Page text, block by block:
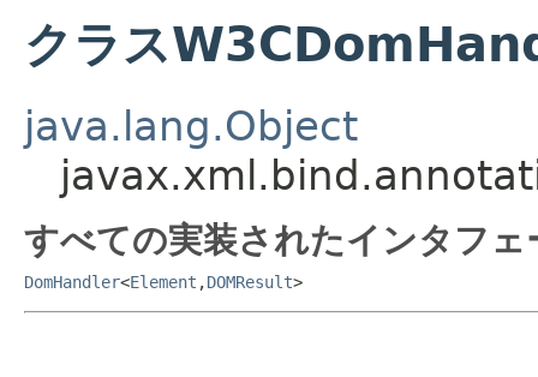
クラス
java.lang.Object
すべての実装されたインタフ
DomHandler<Element ,DOMResult>